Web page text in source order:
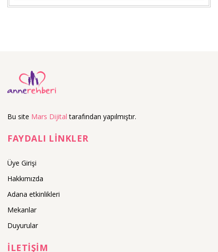
Bu site Mars Dijital tarafından yapılmıştır.
FAYDALI LİNKLER
Üye Girişi
Hakkımızda
Adana etkinlikleri
Mekanlar
Duyurular
İLETİŞİM